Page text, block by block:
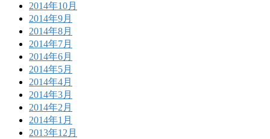
2014年10月
2014年9月
2014年8月
2014年7月
2014年6月
2014年5月
2014年4月
2014年3月
2014年2月
2014年1月
2013年12月